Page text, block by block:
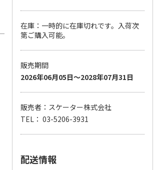
在庫：一時的に在庫切れです。入荷次
第ご購入可能。
販売期間
2026年06月05日～2028年07月31日
販売者：スケーター株式会社
TEL： 03-5206-3931
配送情報